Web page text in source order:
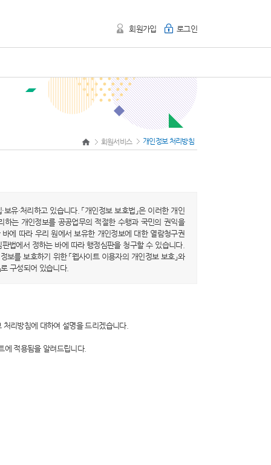
회원가입 로그인
회원서비스 개인정보 처리방침
·처리하고 있습니다. 「개인정보 보호법」은 이러한 개인
하는 개인정보를 공공업무의 적절한 수행과 국민의 권익을
에 따라 우리 원에서 보유한 개인정보에 대한 열람청구권
법에서 정하는 바에 따라 행정심판을 청구할 수 있습니다.
를 보호하기 위한 「웹사이트 이용자의 개인정보 보호」와
구성되어 있습니다.
리방침에 대하여 설명을 드리겠습니다.
에 적용됨을 알려드립니다.